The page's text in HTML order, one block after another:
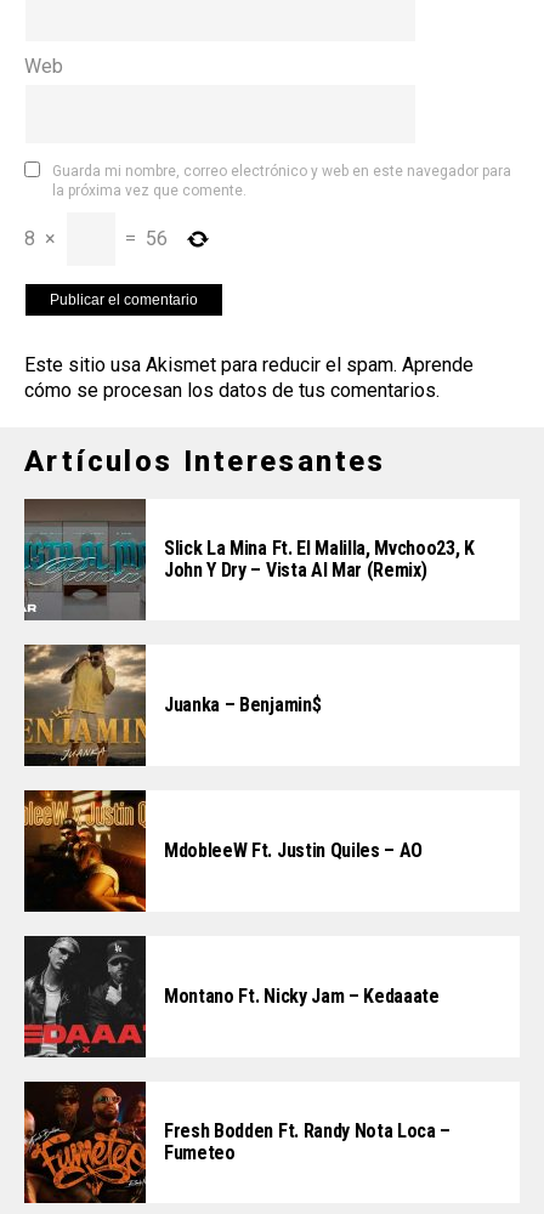
Web
Guarda mi nombre, correo electrónico y web en este navegador para
la próxima vez que comente.
8 × = 56
Este sitio usa Akismet para reducir el spam. Aprende
cómo se procesan los datos de tus comentarios.
Artículos Interesantes
Slick La Mina Ft. El Malilla, Mvchoo23, K
John Y Dry – Vista Al Mar (Remix)
Juanka – Benjamin$
MdobleeW Ft. Justin Quiles – AO
Montano Ft. Nicky Jam – Kedaaate
Fresh Bodden Ft. Randy Nota Loca –
Fumeteo